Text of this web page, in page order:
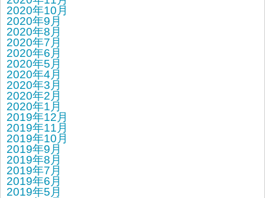
2020年10月
2020年9月
2020年8月
2020年7月
2020年6月
2020年5月
2020年4月
2020年3月
2020年2月
2020年1月
2019年12月
2019年11月
2019年10月
2019年9月
2019年8月
2019年7月
2019年6月
2019年5月